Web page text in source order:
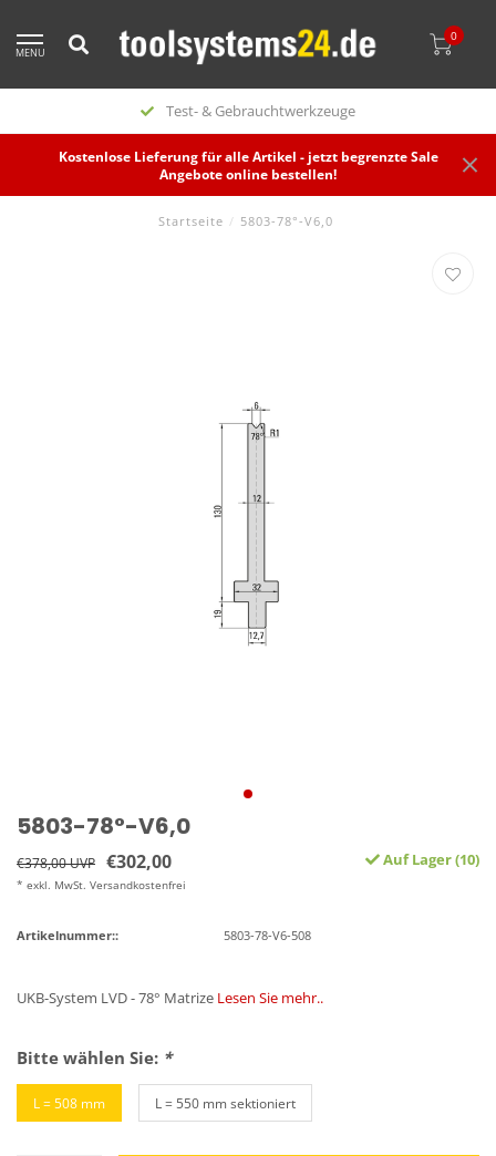
MENU
0
Test- & Gebrauchtwerkzeuge
Kostenlose Lieferung für alle Artikel - jetzt begrenzte Sale
Angebote online bestellen!
Startseite / 5803-78°-V6,0
5803-78°-V6,0
€378,00 UVP €302,00
* exkl. MwSt. Versandkostenfrei
Auf Lager (10)
Artikelnummer:: 5803-78-V6-508
UKB-System LVD - 78° Matrize Lesen Sie mehr..
Bitte wählen Sie: *
L = 508 mm L = 550 mm sektioniert